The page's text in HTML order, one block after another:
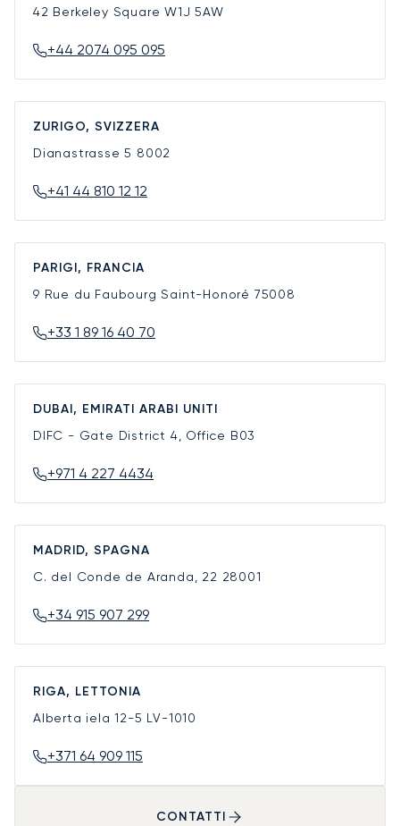
42 Berkeley SquareW1J 5AW
+44 2074 095 095
ZURIGO, SVIZZERA
Dianastrasse 5 8002
+41 44 810 12 12
PARIGI, FRANCIA
9 Rue du Faubourg Saint-Honoré 75008
+33 1 89 16 40 70
DUBAI, EMIRATI ARABI UNITI
DIFC - Gate District 4, Office B03
+971 4 227 4434
MADRID, SPAGNA
C. del Conde de Aranda, 22 28001
+34 915 907 299
RIGA, LETTONIA
Alberta iela 12-5 LV-1010
+371 64 909 115
CONTATTI